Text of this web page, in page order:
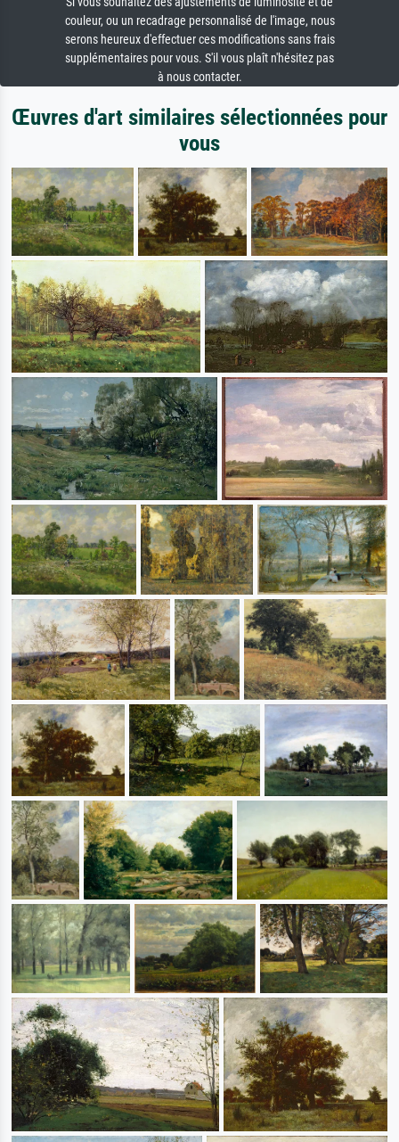
couleur, ou un recadrage personnalisé de l'image, nous
serons heureux d'effectuer ces modifications sans frais
supplémentaires pour vous. S'il vous plaît n'hésitez pas
à nous contacter.
Œuvres d'art similaires sélectionnées pour
vous